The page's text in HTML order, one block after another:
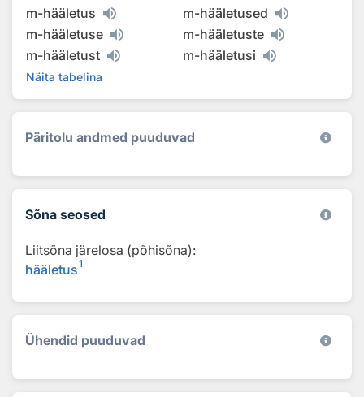
m-hääletus
m-hääletused
m-hääletuse
m-hääletuste
m-hääletust
m-hääletusi
Näita tabelina
Päritolu andmed puuduvad
Sõna seosed
Liitsõna järelosa (põhisõna):
hääletus1
Ühendid puuduvad